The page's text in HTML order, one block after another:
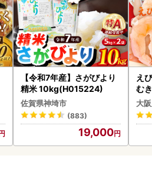
【令和7年産】さがびより
精米 10kg(H015224)
佐賀県神埼市
(883)
19,000
え
む
大